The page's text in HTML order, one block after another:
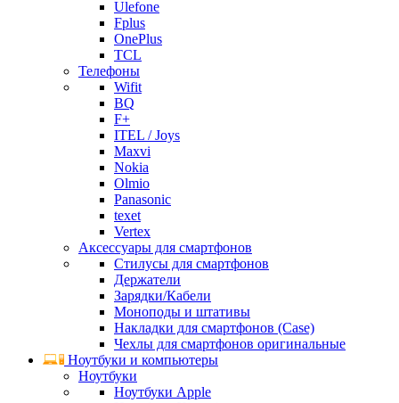
Ulefone
Fplus
OnePlus
TCL
Телефоны
Wifit
BQ
F+
ITEL / Joys
Maxvi
Nokia
Olmio
Panasonic
texet
Vertex
Аксессуары для смартфонов
Стилусы для смартфонов
Держатели
Зарядки/Кабели
Моноподы и штативы
Накладки для смартфонов (Case)
Чехлы для смартфонов оригинальные
Ноутбуки и компьютеры
Ноутбуки
Ноутбуки Apple